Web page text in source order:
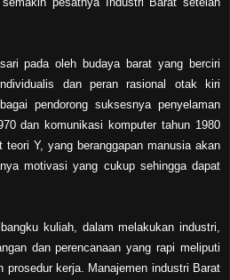
pada oleh budaya barat yang berciri
dan peran rasional otak kiri
pendorong suksesnya penyelaman
dan komunikasi komputer tahun 1980
teori Y, yang beranggapan manusia akan
motivasi yang cukup sehingga dapat
kuliah, dalam melakukan industri,
dan perencanaan yang rapi meliputi
prosedur kerja. Manajemen industri Barat